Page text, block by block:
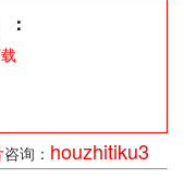
咨询： houzhitiku3